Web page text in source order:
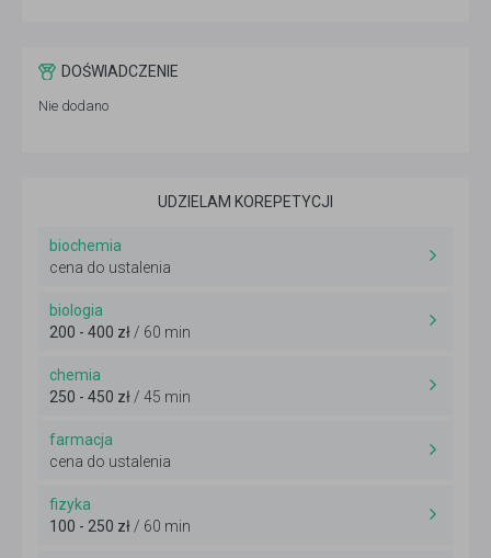
DOŚWIADCZENIE
Nie dodano
UDZIELAM KOREPETYCJI
biochemia
cena do ustalenia
biologia
200 - 400 zł / 60 min
chemia
250 - 450 zł / 45 min
farmacja
cena do ustalenia
fizyka
100 - 250 zł / 60 min